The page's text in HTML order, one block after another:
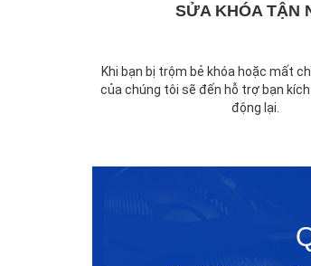
SỬA KHÓA TẬN
Khi bạn bị trộm bẻ khóa hoặc mất
của chúng tôi sẽ đến hỗ trợ bạn
động lại.